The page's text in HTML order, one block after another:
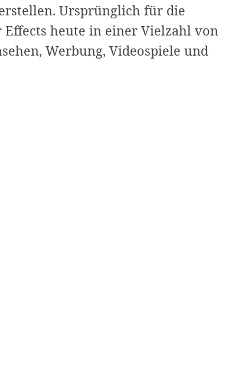
Ursprünglich für die
heute in einer Vielzahl von
Werbung, Videospiele und